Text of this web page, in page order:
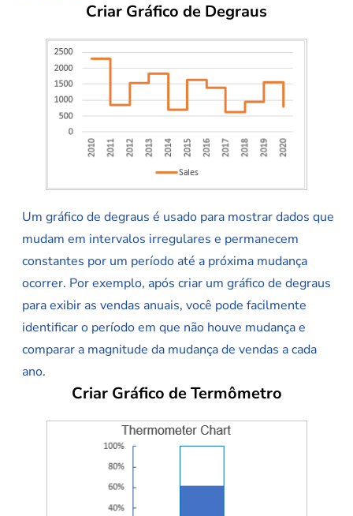
Criar Gráfico de Degraus
Um gráfico de degraus é usado para mostrar dados que
mudam em intervalos irregulares e permanecem
constantes por um período até a próxima mudança
ocorrer. Por exemplo, após criar um gráfico de degraus
para exibir as vendas anuais, você pode facilmente
identificar o período em que não houve mudança e
comparar a magnitude da mudança de vendas a cada
ano.
Criar Gráfico de Termômetro